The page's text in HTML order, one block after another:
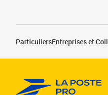
ParticuliersEntreprises et